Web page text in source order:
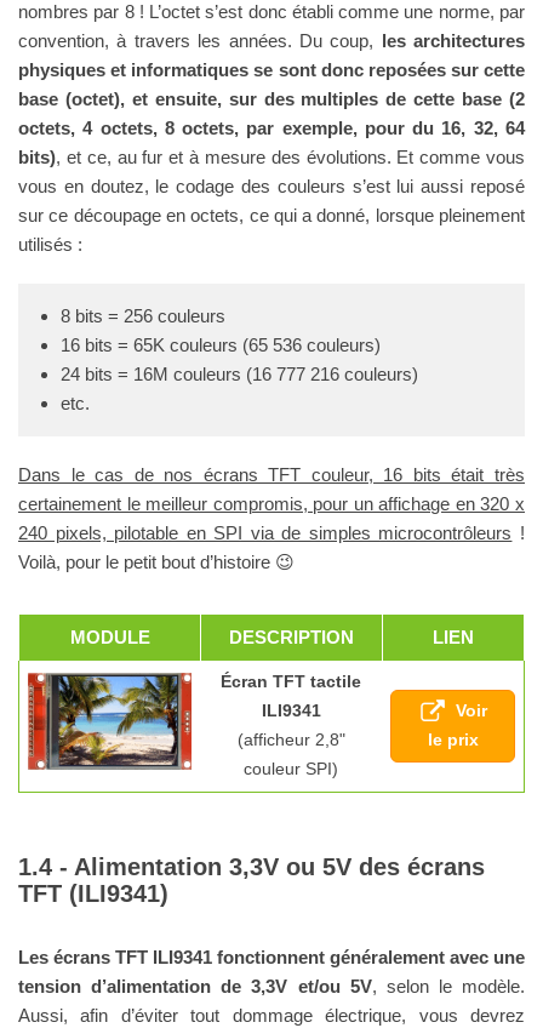
nombres par 8 ! L’octet s’est donc établi comme une norme, par
convention, à travers les années. Du coup, les architectures
physiques et informatiques se sont donc reposées sur cette
base (octet), et ensuite, sur des multiples de cette base (2
octets, 4 octets, 8 octets, par exemple, pour du 16, 32, 64
bits), et ce, au fur et à mesure des évolutions. Et comme vous
vous en doutez, le codage des couleurs s’est lui aussi reposé
sur ce découpage en octets, ce qui a donné, lorsque pleinement
utilisés :
8 bits = 256 couleurs
16 bits = 65K couleurs (65 536 couleurs)
24 bits = 16M couleurs (16 777 216 couleurs)
etc.
Dans le cas de nos écrans TFT couleur, 16 bits était très
certainement le meilleur compromis, pour un affichage en 320 x
240 pixels, pilotable en SPI via de simples microcontrôleurs !
Voilà, pour le petit bout d’histoire 😉
MODULE DESCRIPTION LIEN
Écran TFT tactile
ILI9341
(afficheur 2,8"
couleur SPI)
Voir
le prix
Alimentation 3,3V ou 5V des écrans
TFT (ILI9341)
Les écrans TFT ILI9341 fonctionnent généralement avec une
tension d’alimentation de 3,3V et/ou 5V, selon le modèle.
Aussi, afin d’éviter tout dommage électrique, vous devrez